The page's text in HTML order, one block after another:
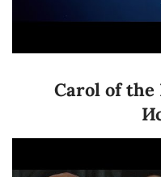
Carol of